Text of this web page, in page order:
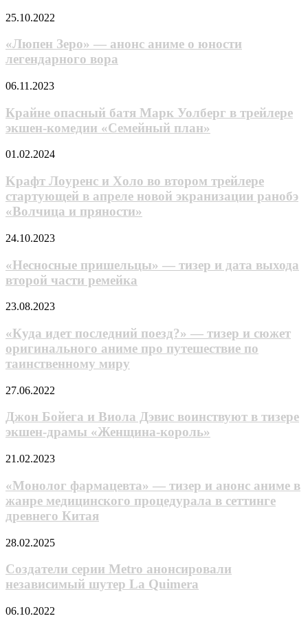
приходится
армией
в
наступает
время
игры
«Люпен
—
аниме
юности
вора
25.10.2022
«Люпен Зеро» — анонс аниме о юности
легендарного вора
Крайне
батя
Марк
Уолберг
трейлере
комедии
«Семейный
план»
06.11.2023
Крайне опасный батя Марк Уолберг в трейлере
экшен-комедии «Семейный план»
Kpaфт
и
Xoлo
во
втором
стартующей
апреле
новой
экранизации
ранобэ
пряности»
01.02.2024
Kpaфт Лoypeнc и Xoлo во втором трейлере
стартующей в апреле новой экранизации ранобэ
«Волчица и пряности»
«Несносные
—
тизер
и
выхода
части
ремейка
24.10.2023
«Несносные пришельцы» — тизер и дата выхода
второй части ремейка
«Куда
последний
поезд?»
—
тизер
сюжет
аниме
про
путешествие
по
миру
23.08.2023
«Куда идет последний поезд?» — тизер и сюжет
оригинального аниме про путешествие по
таинственному миру
Джон
и
Виола
Дэвис
в
экшен-
драмы
«Женщина-
король»
27.06.2022
Джон Бойега и Виола Дэвис воинствуют в тизере
экшен-драмы «Женщина-король»
«Монолог
—
тизер
и
анонс
в
медицинского
процедурала
сеттинге
21.02.2023
«Монолог фармацевта» — тизер и анонс аниме в
жанре медицинского процедурала в сеттинге
древнего Китая
Создатели
Metro
анонсировали
независимый
La
28.02.2025
Создатели серии Metro анонсировали
независимый шутер La Quimera
Мало
06.10.2022